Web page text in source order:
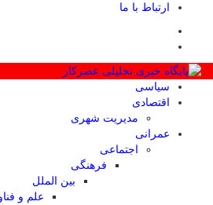
ارتباط با ما
سیاسی
اقتصادی
مدیریت شهری
عمرانی
اجتماعی
فرهنگی
بین الملل
علم و